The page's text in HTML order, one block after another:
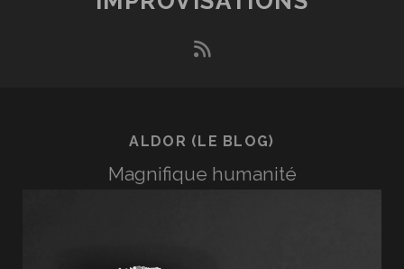
rss
ALDOR (LE BLOG)
Magnifique humanité